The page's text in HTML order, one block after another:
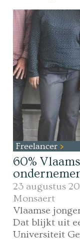
Freelancer
60%
23 augustus
Monsaert
Vlaamse
Dat blijkt uit
Universiteit